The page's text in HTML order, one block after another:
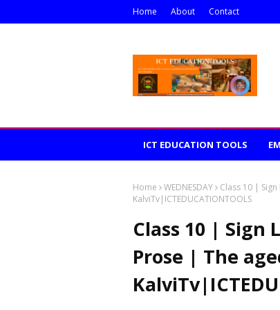
Home About Contact
ICT EDUCATION TOOLS
Home WEDNESDAY
Class 10 |
KalviTv|ICTEDUCATIONTOOLS
Class 10 | Sign
Prose | The